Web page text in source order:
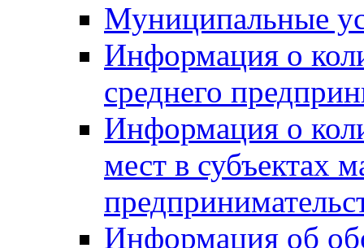
Муниципальные
Информация о
среднего
Информация о
мест в субъектах
Информация об